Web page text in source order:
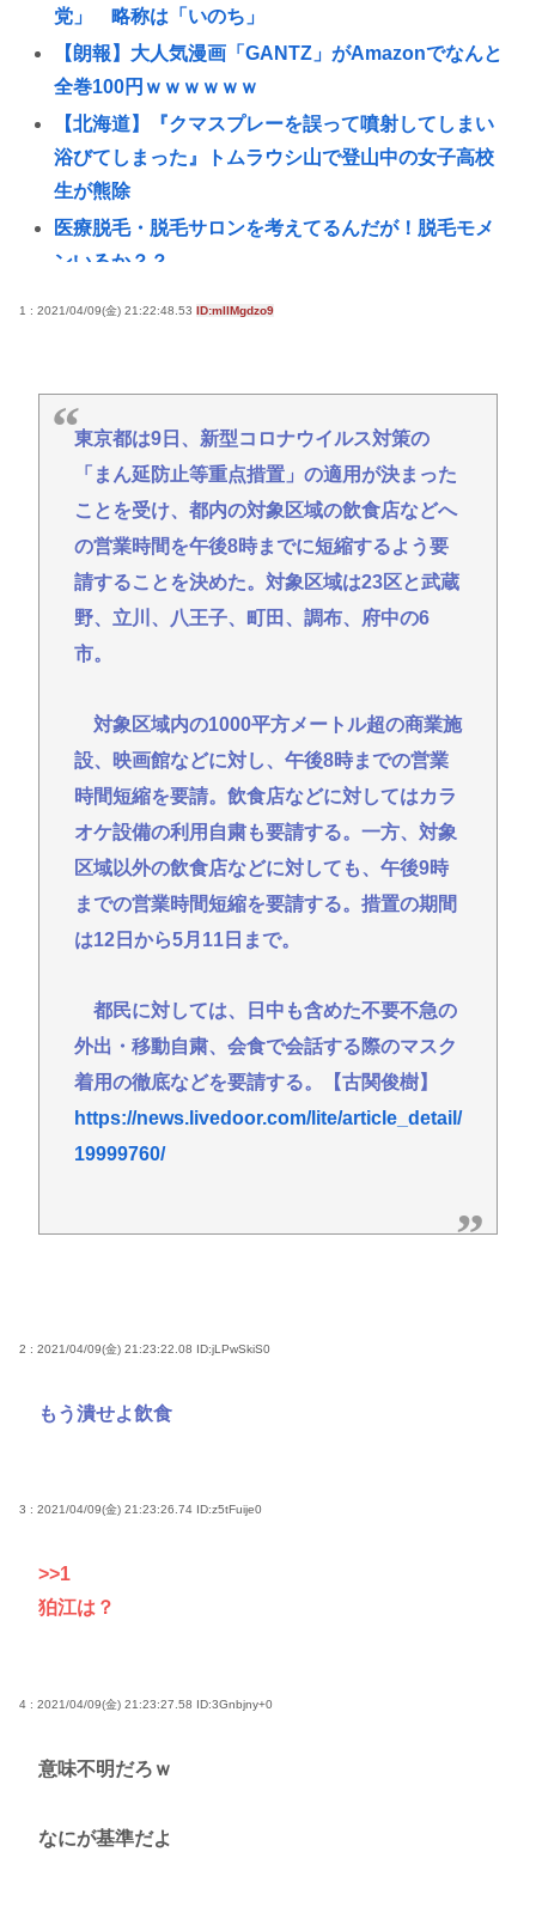
党」 略称は「いのち」
【朗報】大人気漫画「GANTZ」がAmazonでなんと
全巻100円ｗｗｗｗｗｗ
【北海道】『クマスプレーを誤って噴射してしまい
浴びてしまった』トムラウシ山で登山中の女子高校
生が熊除
医療脱毛・脱毛サロンを考えてるんだが！脱毛モメ
ンいるか？？
医師「キャー地震よー！」(;ﾟんﾟ)「！？」
地震の瞬間の手術室の防犯カメラが開示されてしま
う 熊本県八代
サイバーコネクトツー取締役松山洋、ジャンプ垢に
ブロックされてお気持ち表明。何かあったらまず晒
す！これが令和のレスバや！
【悲報】清水良太郎が逝ったら小はだが暴露しまく
りｗｗｗ
った」にネット総ツッコミ
【公然わいせつ】55歳会社員、女子大生に「ニヤニ
ヤ」目撃され逮捕の末路
【朗報】イオン、ポケカを「小・中学生限定販売」
に 転売ヤー対策が大絶賛ｗｗｗ
【衝撃】ビールだけ注ぐと倒れる！？「よなよなエ
ール」がまさかのU字グラスを発売ｗｗｗ
Powered by livedoor 相互RSS
1 : 2021/04/09(金) 21:22:48.53 ID:mIlMgdzo9
東京都は9日、新型コロナウイルス対策の
「まん延防止等重点措置」の適用が決まった
ことを受け、都内の対象区域の飲食店などへ
の営業時間を午後8時までに短縮するよう要
請することを決めた。対象区域は23区と武蔵
野、立川、八王子、町田、調布、府中の6
市。
対象区域内の1000平方メートル超の商業施
設、映画館などに対し、午後8時までの営業
時間短縮を要請。飲食店などに対してはカラ
オケ設備の利用自粛も要請する。一方、対象
区域以外の飲食店などに対しても、午後9時
までの営業時間短縮を要請する。措置の期間
は12日から5月11日まで。
都民に対しては、日中も含めた不要不急の
外出・移動自粛、会食で会話する際のマスク
着用の徹底などを要請する。【古関俊樹】
https://news.livedoor.com/lite/article_detail/
19999760/
2 : 2021/04/09(金) 21:23:22.08 ID:jLPwSkiS0
もう潰せよ飲食
3 : 2021/04/09(金) 21:23:26.74 ID:z5tFuije0
>>1
狛江は？
4 : 2021/04/09(金) 21:23:27.58 ID:3Gnbjny+0
意味不明だろｗ
なにが基準だよ